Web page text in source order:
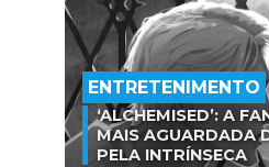
ENTRETENIMENTO
‘ALCHEMISED’: A
MAIS AGUARDADA
PELA INTRÍNSECA